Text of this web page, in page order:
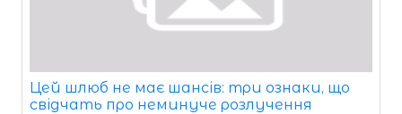
Цей шлюб не має шансів: три ознаки, що
свідчать про неминуче розлучення